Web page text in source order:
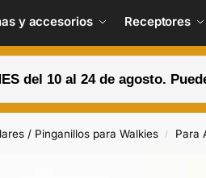
y accesorios Receptores
del 10 al 24 de agosto.
/ Pinganillos para Walkies / Para